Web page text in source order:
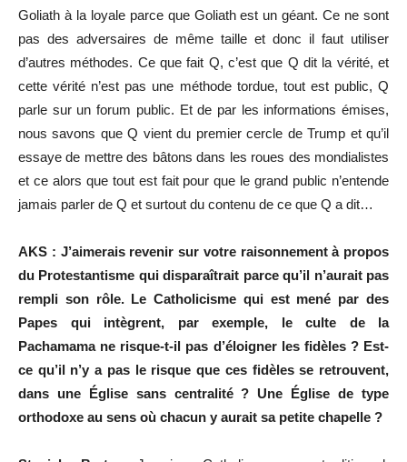
Goliath à la loyale parce que Goliath est un géant. Ce ne sont
pas des adversaires de même taille et donc il faut utiliser
d’autres méthodes. Ce que fait Q, c’est que Q dit la vérité, et
cette vérité n’est pas une méthode tordue, tout est public, Q
parle sur un forum public. Et de par les informations émises,
nous savons que Q vient du premier cercle de Trump et qu’il
essaye de mettre des bâtons dans les roues des mondialistes
et ce alors que tout est fait pour que le grand public n’entende
jamais parler de Q et surtout du contenu de ce que Q a dit…
AKS : J’aimerais revenir sur votre raisonnement à propos
du Protestantisme qui disparaîtrait parce qu’il n’aurait pas
rempli son rôle. Le Catholicisme qui est mené par des
Papes qui intègrent, par exemple, le culte de la
Pachamama ne risque-t-il pas d’éloigner les fidèles ? Est-
ce qu’il n’y a pas le risque que ces fidèles se retrouvent,
dans une Église sans centralité ? Une Église de type
orthodoxe au sens où chacun y aurait sa petite chapelle ?